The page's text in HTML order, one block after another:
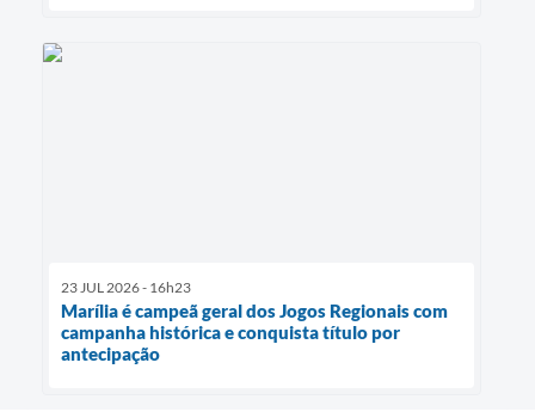
23 JUL 2026 - 16h23
Marília é campeã geral dos Jogos Regionais com
campanha histórica e conquista título por
antecipação